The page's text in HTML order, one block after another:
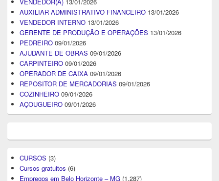
AUXILIAR ADMINISTRATIVO FINANCEIRO 13/01/2026
VENDEDOR INTERNO 13/01/2026
GERENTE DE PRODUÇÃO E OPERAÇÕES 13/01/2026
PEDREIRO 09/01/2026
AJUDANTE DE OBRAS 09/01/2026
CARPINTEIRO 09/01/2026
OPERADOR DE CAIXA 09/01/2026
REPOSITOR DE MERCADORIAS 09/01/2026
COZINHEIRO 09/01/2026
AÇOUGUEIRO 09/01/2026
CURSOS (3)
Cursos gratuitos (6)
Empregos em Belo Horizonte – MG (1.287)